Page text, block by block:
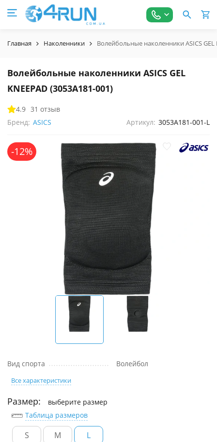
Главная Наколенники Волейбольные наколенники ASICS GEL
Волейбольные наколенники ASICS GEL
KNEEPAD (3053A181-001)
4.9 31 отзыв
Бренд: ASICS Артикул: 3053A181-001-L
-12%
Вид спорта Волейбол
Все характеристики
Размер:
выберите размер
Таблица размеров
S M L